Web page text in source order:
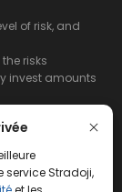
service Stradoji,
of risk, and
risks
invest amounts
the
contained on
company
of this